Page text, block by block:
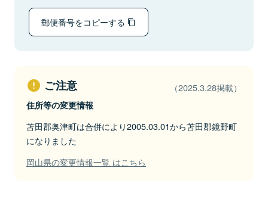
郵便番号をコピーする
ご注意 （2025.3.28掲載）
住所等の変更情報
苫田郡奥津町は合併により2005.03.01から苫田郡鏡野町
になりました
岡山県の変更情報一覧 はこちら